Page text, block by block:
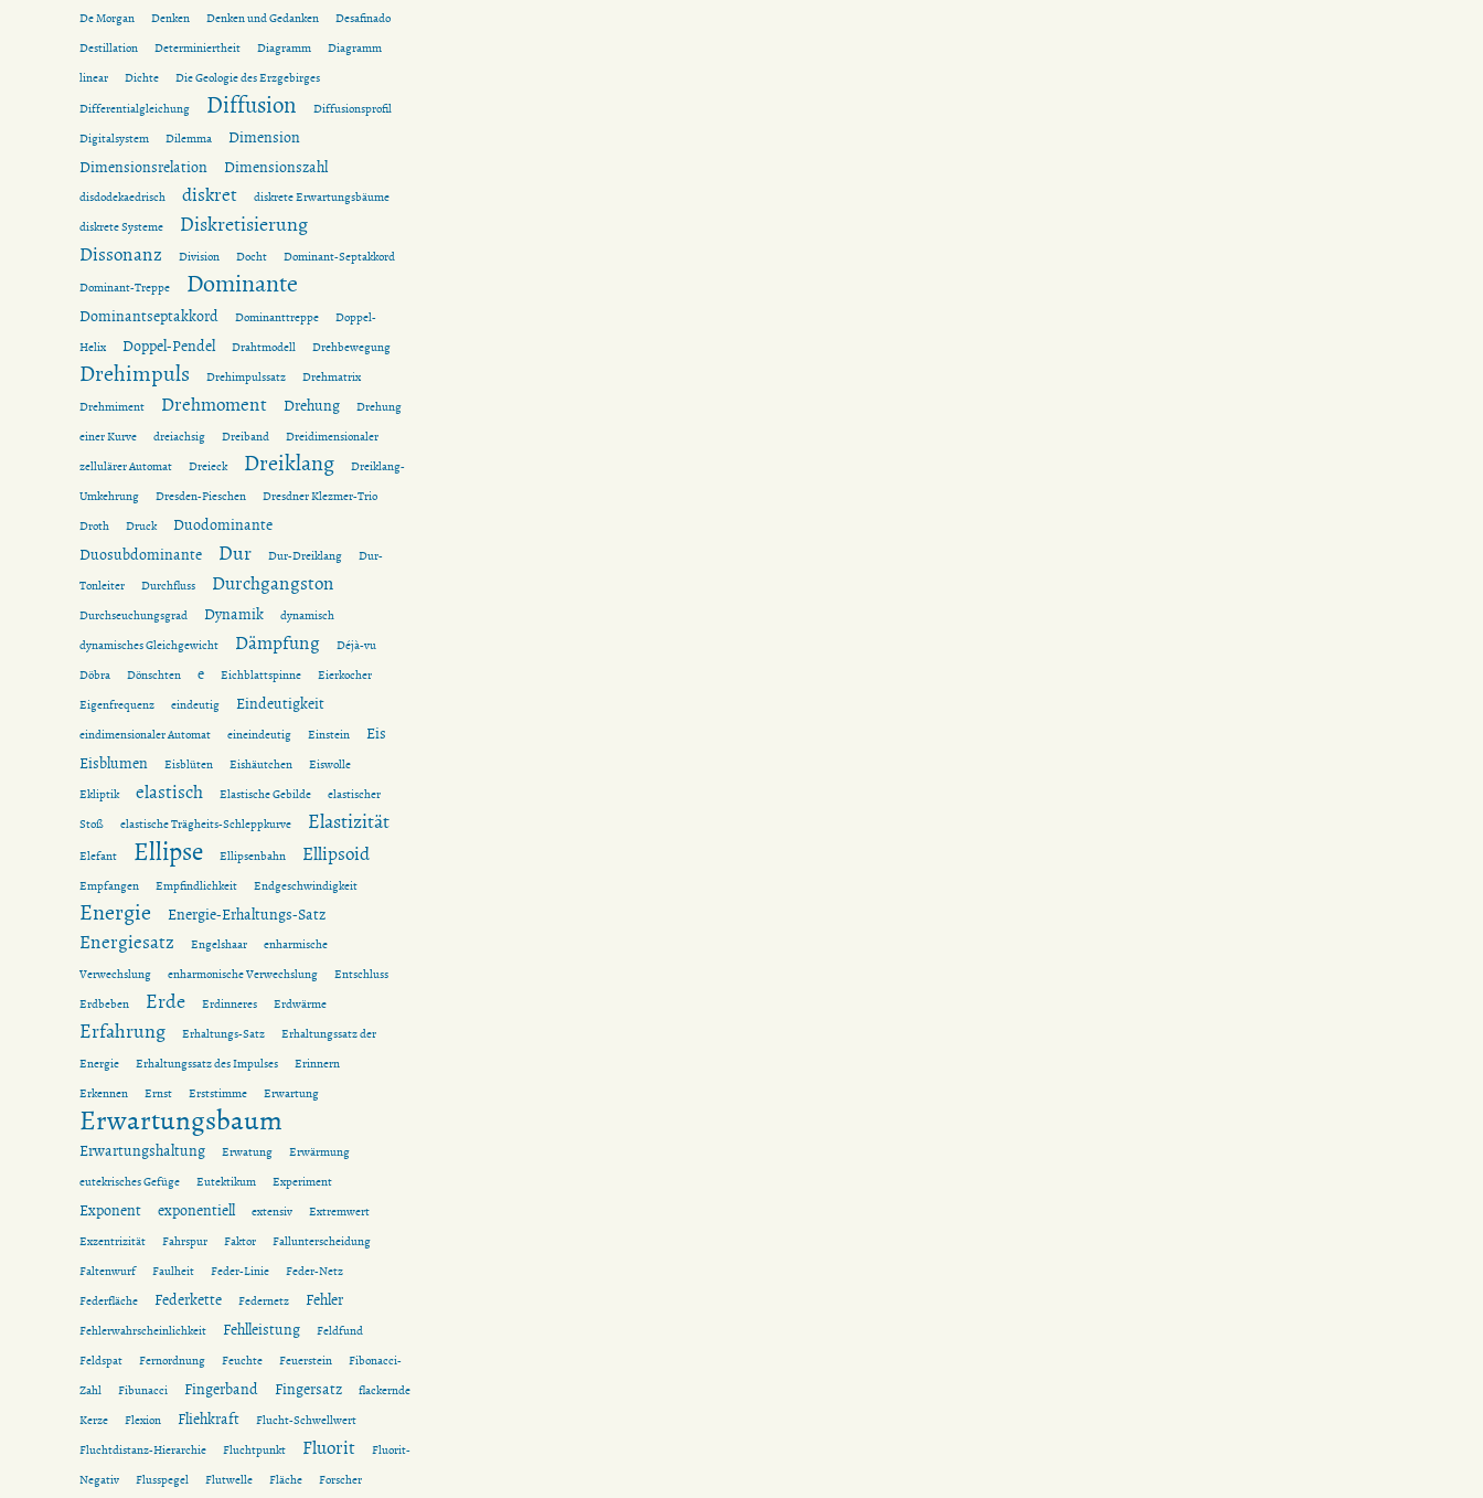
De Morgan Denken Denken und Gedanken
Desafinado
Destillation
Determiniertheit Diagramm
Diagramm
linear
Dichte
Die Geologie des Erzgebirges
Differentialgleichung
Diffusion
Diffusionsprofil
Digitalsystem
Dilemma
Dimension
Dimensionsrelation
Dimensionszahl
disdodekaedrisch diskret
diskrete Erwartungsbäume
diskrete Systeme
Diskretisierung
Dissonanz Division Docht
Dominant-Septakkord
Dominant-Treppe
Dominante
Dominantseptakkord Dominanttreppe
Doppel-
Helix
Doppel-Pendel Drahtmodell Drehbewegung
Drehimpuls Drehimpulssatz
Drehmatrix
Drehmiment
Drehmoment Drehung
Drehung
einer Kurve
dreiachsig Dreiband
Dreidimensionaler
zellulärer Automat
Dreieck Dreiklang
Dreiklang-
Umkehrung
Dresden-Pieschen
Dresdner Klezmer-Trio
Droth
Druck
Duodominante
Duosubdominante
Dur Dur-Dreiklang
Dur-
Tonleiter
Durchfluss Durchgangston
Durchseuchungsgrad Dynamik
dynamisch
dynamisches Gleichgewicht
Dämpfung
Déjà-vu
Döbra
Dönschten e Eichblattspinne
Eierkocher
Eigenfrequenz
eindeutig Eindeutigkeit
eindimensionaler Automat eineindeutig Einstein
Eis
Eisblumen
Eisblüten Eishäutchen
Eiswolle
Ekliptik
elastisch Elastische Gebilde
elastischer
Stoß
elastische Trägheits-Schleppkurve Elastizität
Elefant Ellipse Ellipsenbahn Ellipsoid
Empfangen Empfindlichkeit Endgeschwindigkeit
Energie Energie-Erhaltungs-Satz
Energiesatz Engelshaar
enharmische
Verwechslung
enharmonische Verwechslung
Entschluss
Erdbeben
Erde Erdinneres Erdwärme
Erfahrung Erhaltungs-Satz
Erhaltungssatz der
Energie
Erhaltungssatz des Impulses
Erinnern
Erkennen
Ernst Erststimme Erwartung
Erwartungsbaum
Erwartungshaltung Erwatung
Erwärmung
eutekrisches Gefüge
Eutektikum Experiment
Exponent exponentiell extensiv
Extremwert
Exzentrizität
Fahrspur Faktor
Fallunterscheidung
Faltenwurf
Faulheit Feder-Linie
Feder-Netz
Federfläche
Federkette Federnetz Fehler
Fehlerwahrscheinlichkeit Fehlleistung
Feldfund
Feldspat
Fernordnung Feuchte Feuerstein
Fibonacci-
Zahl
Fibunacci Fingerband Fingersatz
flackernde
Kerze
Flexion Fliehkraft
Flucht-Schwellwert
Fluchtdistanz-Hierarchie
Fluchtpunkt Fluorit
Fluorit-
Negativ
Flusspegel Flutwelle Fläche Forscher